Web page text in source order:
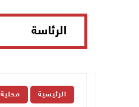
الرئاسة
الرئيسية محلية